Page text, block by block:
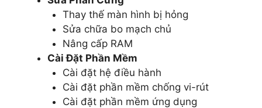
Thay thế màn hình bị hỏng
Sửa chữa bo mạch chủ
Nâng cấp RAM
Cài Đặt Phần Mềm
Cài đặt hệ điều hành
Cài đặt phần mềm chống vi-rút
Cài đặt phần mềm ứng dụng